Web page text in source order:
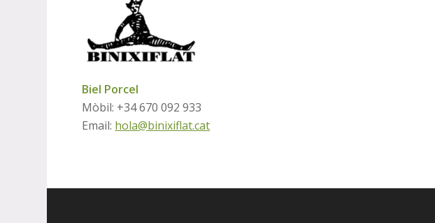
Biel Porcel
Mòbil: +34 670 092 933
Email: hola@binixiflat.cat